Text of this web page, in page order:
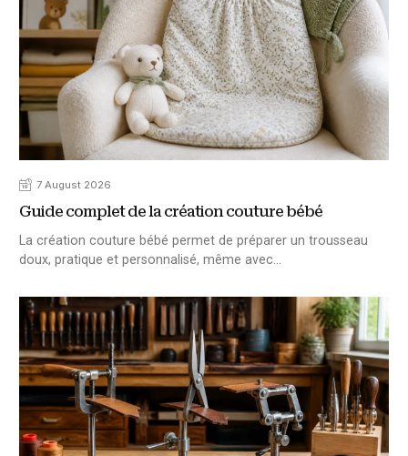
7 August 2026
Guide complet de la création couture bébé
La création couture bébé permet de préparer un trousseau
doux, pratique et personnalisé, même avec…